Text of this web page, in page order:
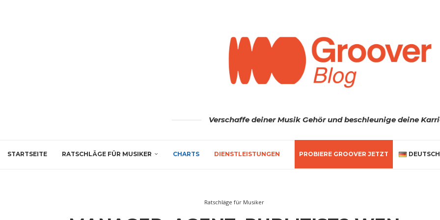
Verschaffe deiner Musik Gehör und beschleunige deine
STARTSEITE RATSCHLÄGE FÜR MUSIKER CHARTS DIENSTLEISTUNGEN PROBIERE GROOVER JETZT DEUTSCH
Ratschläge für Musiker